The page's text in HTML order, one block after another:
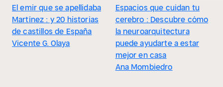
El emir que se apellidaba
Martínez : y 20 historias
de castillos de España
Vicente G. Olaya
Espacios que cuidan tu
cerebro : Descubre cómo
la neuroarquitectura
puede ayudarte a estar
mejor en casa
Ana Mombiedro